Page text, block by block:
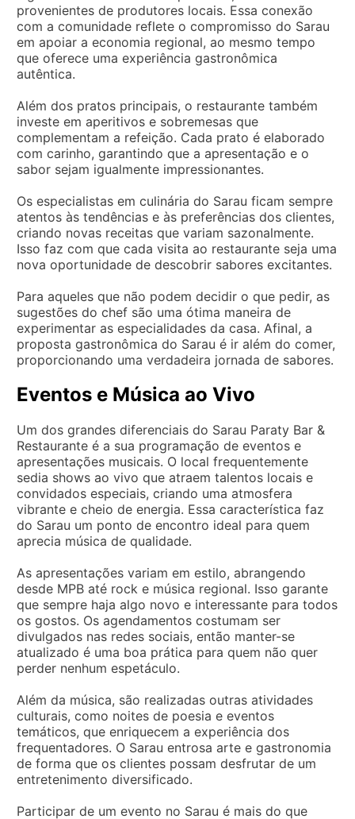
provenientes de produtores locais. Essa conexão
com a comunidade reflete o compromisso do Sarau
em apoiar a economia regional, ao mesmo tempo
que oferece uma experiência gastronômica
autêntica.
Além dos pratos principais, o restaurante também
investe em aperitivos e sobremesas que
complementam a refeição. Cada prato é elaborado
com carinho, garantindo que a apresentação e o
sabor sejam igualmente impressionantes.
Os especialistas em culinária do Sarau ficam sempre
atentos às tendências e às preferências dos clientes,
criando novas receitas que variam sazonalmente.
Isso faz com que cada visita ao restaurante seja uma
nova oportunidade de descobrir sabores excitantes.
Para aqueles que não podem decidir o que pedir, as
sugestões do chef são uma ótima maneira de
experimentar as especialidades da casa. Afinal, a
proposta gastronômica do Sarau é ir além do comer,
proporcionando uma verdadeira jornada de sabores.
Eventos e Música ao Vivo
Um dos grandes diferenciais do Sarau Paraty Bar &
Restaurante é a sua programação de eventos e
apresentações musicais. O local frequentemente
sedia shows ao vivo que atraem talentos locais e
convidados especiais, criando uma atmosfera
vibrante e cheio de energia. Essa característica faz
do Sarau um ponto de encontro ideal para quem
aprecia música de qualidade.
As apresentações variam em estilo, abrangendo
desde MPB até rock e música regional. Isso garante
que sempre haja algo novo e interessante para todos
os gostos. Os agendamentos costumam ser
divulgados nas redes sociais, então manter-se
atualizado é uma boa prática para quem não quer
perder nenhum espetáculo.
Além da música, são realizadas outras atividades
culturais, como noites de poesia e eventos
temáticos, que enriquecem a experiência dos
frequentadores. O Sarau entrosa arte e gastronomia
de forma que os clientes possam desfrutar de um
entretenimento diversificado.
Participar de um evento no Sarau é mais do que